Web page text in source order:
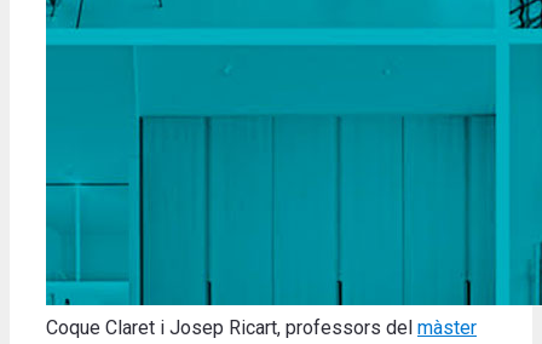
Coque Claret i Josep Ricart, professors del màster